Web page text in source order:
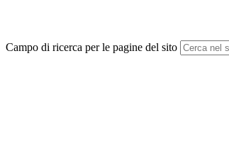
Campo di ricerca per le pagine del sito